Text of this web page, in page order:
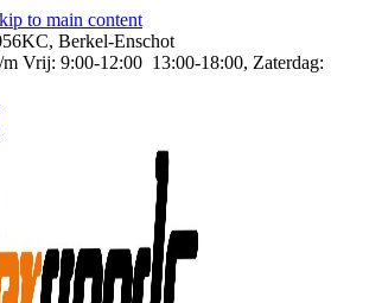
to main content
Berkel-Enschot
Vrij: 9:00-12:00 13:00-18:00, Zaterdag: